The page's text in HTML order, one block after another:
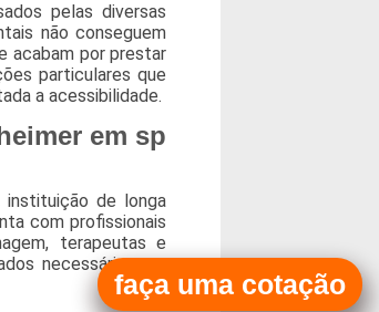
pelas diversas
não conseguem
acabam por prestar
particulares que
a acessibilidade.
em sp
instituição de longa
com profissionais
terapeutas e
necessários em
faça uma cotação